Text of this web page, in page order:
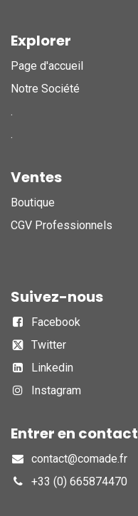
Explorer
Page d'accueil
Notre Société
.
.
Ventes
Boutique
CGV Professionnels
Suivez-nous
Facebook
Twitter
Linkedin
Instagram
Entrer en contact
contact@comade.fr
+33 (0) 665874470